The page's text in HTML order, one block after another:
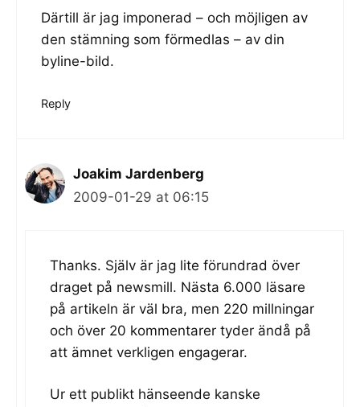
Därtill är jag imponerad – och möjligen av
den stämning som förmedlas – av din
byline-bild.
Reply
Joakim Jardenberg
2009-01-29 at 06:15
Thanks. Själv är jag lite förundrad över
draget på newsmill. Nästa 6.000 läsare
på artikeln är väl bra, men 220 millningar
och över 20 kommentarer tyder ändå på
att ämnet verkligen engagerar.
Ur ett publikt hänseende kanske